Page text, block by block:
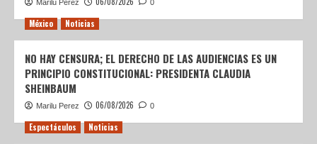
Marilu Perez 0
México Noticias
NO HAY CENSURA; EL DERECHO DE LAS AUDIENCIAS ES UN
PRINCIPIO CONSTITUCIONAL: PRESIDENTA CLAUDIA
SHEINBAUM
Marilu Perez 06/08/2026 0
Espectáculos Noticias